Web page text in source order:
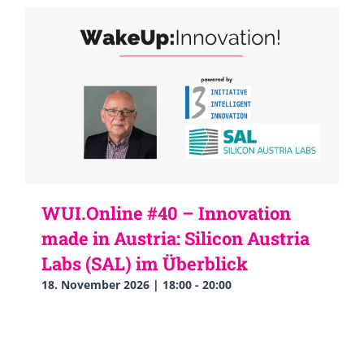
WUI.Online #40 – Innovation
made in Austria: Silicon Austria
Labs (SAL) im Überblick
18. November 2026 | 18:00 - 20:00